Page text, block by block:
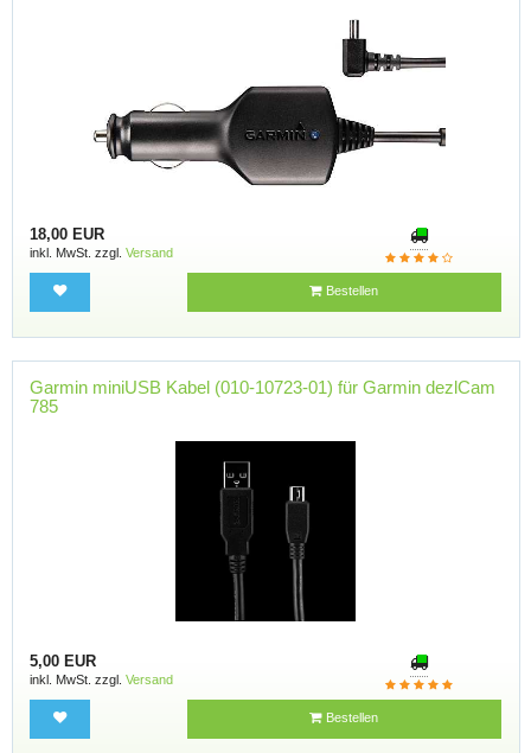
18,00 EUR
inkl. MwSt. zzgl. Versand
Bestellen
Garmin miniUSB Kabel (010-10723-01) für Garmin dezlCam
785
5,00 EUR
inkl. MwSt. zzgl. Versand
Bestellen